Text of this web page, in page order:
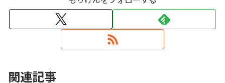
関連記事